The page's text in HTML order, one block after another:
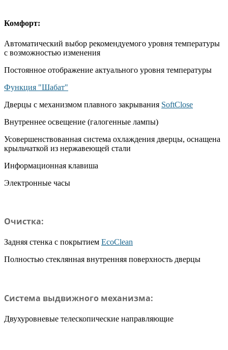
Комфорт:
Автоматический выбор рекомендуемого уровня температуры
с возможностью изменения
Постоянное отображение актуального уровня температуры
Функция "Шабат"
Дверцы с механизмом плавного закрывания SoftClose
Внутреннее освещение (галогенные лампы)
Усовершенствованная система охлаждения дверцы, оснащена
крыльчаткой из нержавеющей стали
Информационная клавиша
Электронные часы
Очистка:
Задняя стенка с покрытием EcoClean
Полностью стеклянная внутренняя поверхность дверцы
Система выдвижного механизма:
Двухуровневые телескопические направляющие